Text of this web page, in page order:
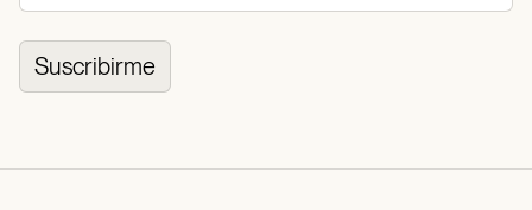
Suscribirme